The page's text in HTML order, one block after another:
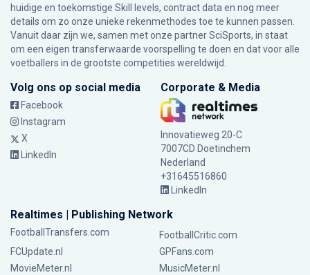
huidige en toekomstige Skill levels, contract data en nog meer
details om zo onze unieke rekenmethodes toe te kunnen passen.
Vanuit daar zijn we, samen met onze partner SciSports, in staat
om een eigen transferwaarde voorspelling te doen en dat voor alle
voetballers in de grootste competities wereldwijd.
Volg ons op social media
Facebook
Instagram
X
LinkedIn
Corporate & Media
Innovatieweg 20-C
7007CD Doetinchem
Nederland
+31645516860
LinkedIn
Realtimes | Publishing Network
FootballTransfers.com
FootballCritic.com
FCUpdate.nl
GPFans.com
MovieMeter.nl
MusicMeter.nl